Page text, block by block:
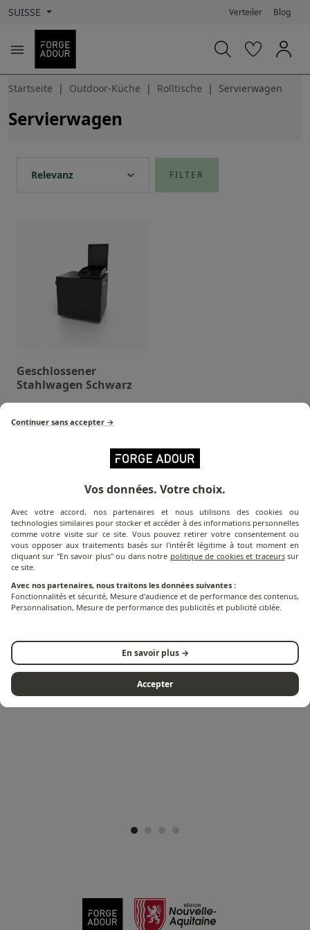
SUISSE Verteiler Blog

Startseite Outdoor-Küche Rolltische Servierwagen
Servierwagen
Relevanz expand_more FILTER
Geschlossener
Stahlwagen Schwarz
Entdecken Sie die Kochlösung, die zu Ihnen passt!
VOLG ONS OP INSTAGRAM
@FORGEADOUR
Continuer sans accepter →
Vos données. Votre choix.
Avec votre accord, nos partenaires et nous utilisons des cookies ou
technologies similaires pour stocker et accéder à des informations personnelles
comme votre visite sur ce site. Vous pouvez retirer votre consentement ou
vous opposer aux traitements basés sur l'intérêt légitime à tout moment en
cliquant sur "En savoir plus" ou dans notre politique de cookies et traceurssur
ce site.
Avec nos partenaires, nous traitons les données suivantes :
Fonctionnalités et sécurité, Mesure d'audience et de performance des contenus,
Personnalisation, Mesure de performance des publicités et publicité ciblée.
En savoir plus →
Accepter